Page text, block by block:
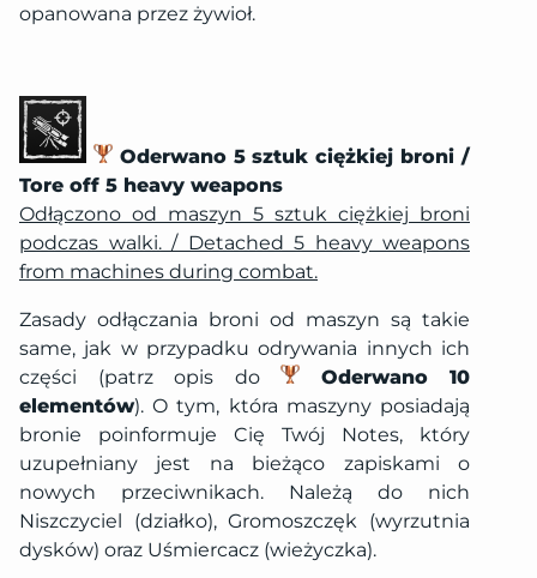
opanowana przez żywioł.
Oderwano 5 sztuk ciężkiej broni /
Tore off 5 heavy weapons
Odłączono od maszyn 5 sztuk ciężkiej broni
podczas walki. / Detached 5 heavy weapons
from machines during combat.
Zasady odłączania broni od maszyn są takie
same, jak w przypadku odrywania innych ich
części (patrz opis do
Oderwano 10
elementów). O tym, która maszyny posiadają
bronie poinformuje Cię Twój Notes, który
uzupełniany jest na bieżąco zapiskami o
nowych przeciwnikach. Należą do nich
Niszczyciel (działko), Gromoszczęk (wyrzutnia
dysków) oraz Uśmiercacz (wieżyczka).